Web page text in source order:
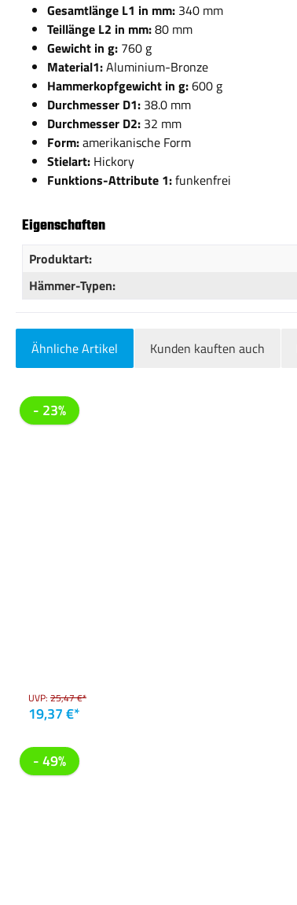
Gesamtlänge L1 in mm: 340 mm
Teillänge L2 in mm:80 mm
Gewicht in g: 760 g
Material1:Aluminium-Bronze
Hammerkopfgewicht in g:600 g
Durchmesser D1: 38.0 mm
Durchmesser D2: 32 mm
Form:amerikanische Form
Stielart: Hickory
Funktions-Attribute 1:funkenfrei
Eigenschaften
Produktart:
Hämmer-Typen:
Ähnliche Artikel Kunden kauften auch
Produktgalerie überspringen
- 23%
UVP: 25,47 €*
19,37 €*
- 49%